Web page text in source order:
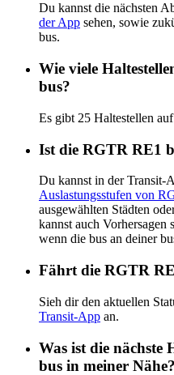
Du kannst die nächsten
der App sehen, sowie
bus.
Wie viele
bus?
Es gibt 25 Haltestellen
Ist die RGTR RE1
Du kannst in der Transit-
Auslastungsstufen von
ausgewählten Städten
kannst auch Vorhersagen
wenn die bus an deiner
Fährt die RGTR
Sieh dir den aktuellen
Transit-App an.
Was ist die nächste
bus in meiner Nähe?